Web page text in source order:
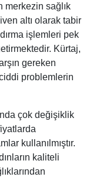
merkezin sağlık
altı olarak tabir
işlemleri pek
Kürtaj,
gereken
problemlerin
çok değişiklik
kullanılmıştır.
kaliteli